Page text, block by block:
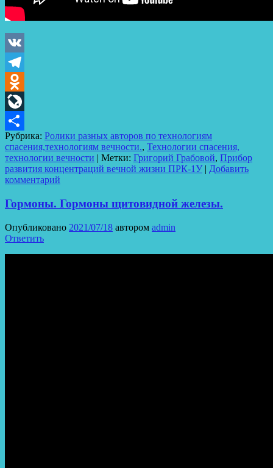
VK
Telegram
Odnoklassniki
LiveJournal
Отправить
Рубрика: Ролики разных авторов по технологиям
спасения,технологиям вечности., Технологии спасения,
технологии вечности | Метки: Григорий Грабовой, Прибор
развития концентраций вечной жизни ПРК-1У | Добавить
комментарий
Гормоны. Гормоны щитовидной железы.
Опубликовано 2021/07/18 автором admin
Ответить